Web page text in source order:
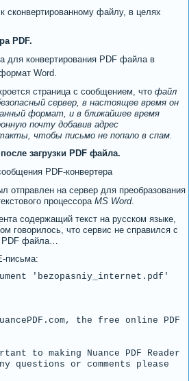
сконвертированному файлу, в целях
PDF.
страница с сообщением, что файл
сервер, в настоящее время он
формат, и в ближайшее время
почту добавив адрес
чтобы письмо не попало в спам.
загрузки PDF файла.
отправлен на сервер для преобразования
процессора MS Word.
содержащий текст на русском языке,
говорилось, что сервис не справился с
PDF файла…
письма:
'bezopasniy_internet.pdf'
the free online PDF
to making Nuance PDF Reader
questions or comments please